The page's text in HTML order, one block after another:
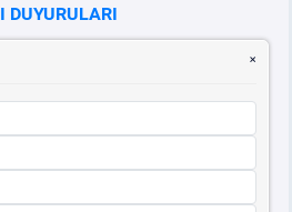
DUYURULARI